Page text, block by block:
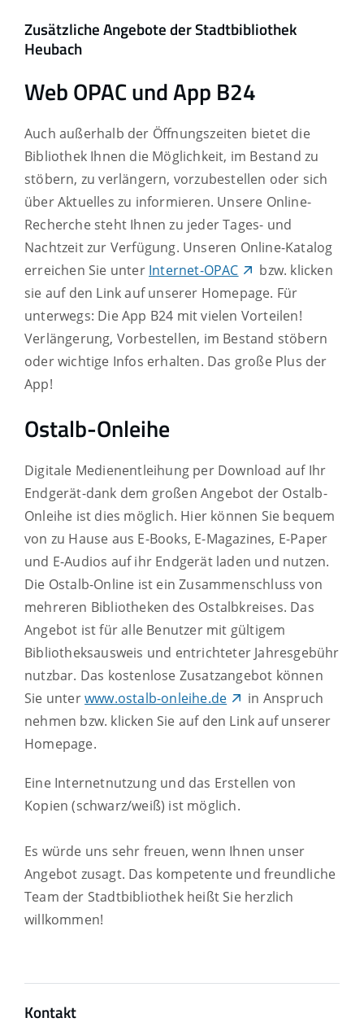
Zusätzliche Angebote der Stadtbibliothek
Heubach
Web OPAC und App B24
Auch außerhalb der Öffnungszeiten bietet die
Bibliothek Ihnen die Möglichkeit, im Bestand zu
stöbern, zu verlängern, vorzubestellen oder sich
über Aktuelles zu informieren. Unsere Online-
Recherche steht Ihnen zu jeder Tages- und
Nachtzeit zur Verfügung. Unseren Online-Katalog
erreichen Sie unter Internet-OPAC
bzw. klicken
sie auf den Link auf unserer Homepage. Für
unterwegs: Die App B24 mit vielen Vorteilen!
Verlängerung, Vorbestellen, im Bestand stöbern
oder wichtige Infos erhalten. Das große Plus der
App!
Ostalb-Onleihe
Digitale Medienentleihung per Download auf Ihr
Endgerät-dank dem großen Angebot der Ostalb-
Onleihe ist dies möglich. Hier können Sie bequem
von zu Hause aus E-Books, E-Magazines, E-Paper
und E-Audios auf ihr Endgerät laden und nutzen.
Die Ostalb-Online ist ein Zusammenschluss von
mehreren Bibliotheken des Ostalbkreises. Das
Angebot ist für alle Benutzer mit gültigem
Bibliotheksausweis und entrichteter Jahresgebühr
nutzbar. Das kostenlose Zusatzangebot können
Sie unterwww.ostalb-onleihe.de
in Anspruch
nehmen bzw. klicken Sie auf den Link auf unserer
Homepage.
Eine Internetnutzung und das Erstellen von
Kopien (schwarz/weiß) ist möglich.
Es würde uns sehr freuen, wenn Ihnen unser
Angebot zusagt. Das kompetente und freundliche
Team der Stadtbibliothek heißt Sie herzlich
willkommen!
Kontakt